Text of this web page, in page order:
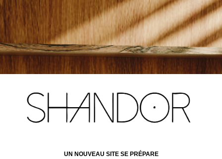
UN NOUVEAU SITE SE PRÉPARE